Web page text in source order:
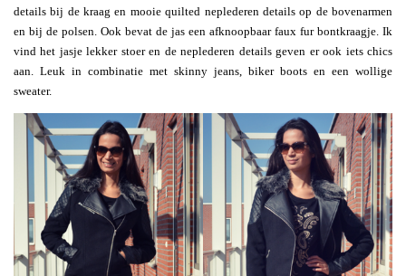
details bij de kraag en mooie quilted neplederen details op de bovenarmen
en bij de polsen. Ook bevat de jas een afknoopbaar faux fur bontkraagje. Ik
vind het jasje lekker stoer en de neplederen details geven er ook iets chics
aan. Leuk in combinatie met skinny jeans, biker boots en een wollige
sweater.